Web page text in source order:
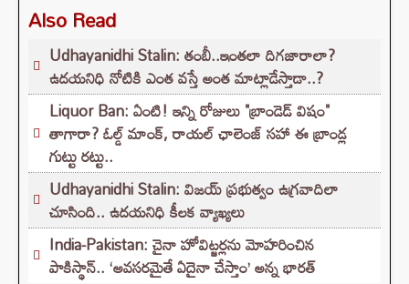
Also Read
Udhayanidhi Stalin: తంబీ..ఇంతలా దిగజారాలా?
ఉదయనిధి నోటికి ఎంత వస్తే అంత మాట్లాడేస్తాడా..?
Liquor Ban: ఏంటి! ఇన్ని రోజులు "బ్రాండెడ్ విషం"
తాగారా? ఓల్డ్ మాంక్, రాయల్ ఛాలెంజ్‌ సహా ఈ బ్రాండ్ల
గుట్టు రట్టు..
Udhayanidhi Stalin: విజయ్ ప్రభుత్వం ఉగ్రవాదిలా
చూసింది.. ఉదయనిధి కీలక వ్యాఖ్యలు
India-Pakistan: చైనా హోవిట్జర్లను మోహరించిన
పాకిస్థాన్.. ‘అవసరమైతే ఏదైనా చేస్తాం’ అన్న భారత్